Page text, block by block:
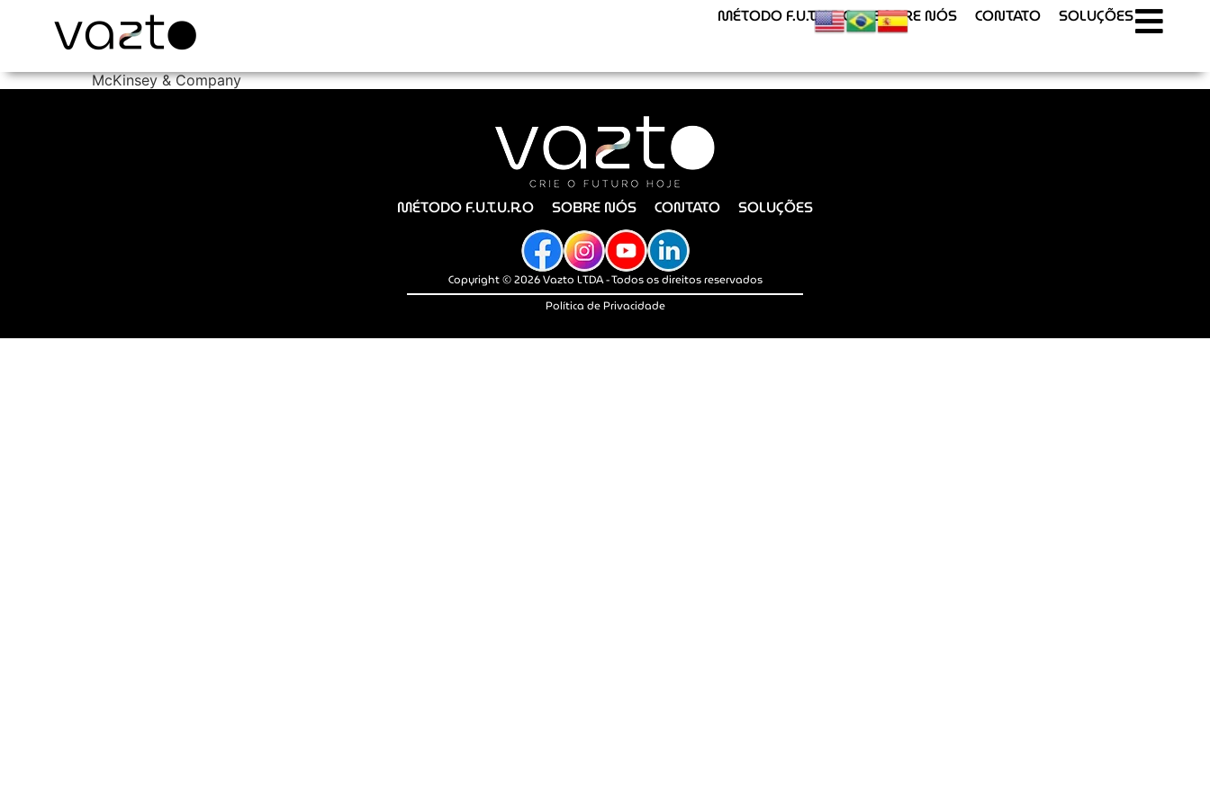
MÉTODO F.U.T.U.R.O SOBRE NÓS CONTATO SOLUÇÕES
McKinsey & Company
MÉTODO F.U.T.U.R.O SOBRE NÓS CONTATO SOLUÇÕES
Copyright © 2026 Vazto LTDA - Todos os direitos reservados
Política de Privacidade